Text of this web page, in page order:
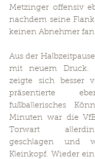
Metzinger offensiv
nachdem seine
keinen Abnehmer
Aus der
mit neuem Druck.
zeigte sich besser
präsentierte
fußballerisches
Minuten war die
Torwart
geschlagen und
Kleinkopf. Wieder ein